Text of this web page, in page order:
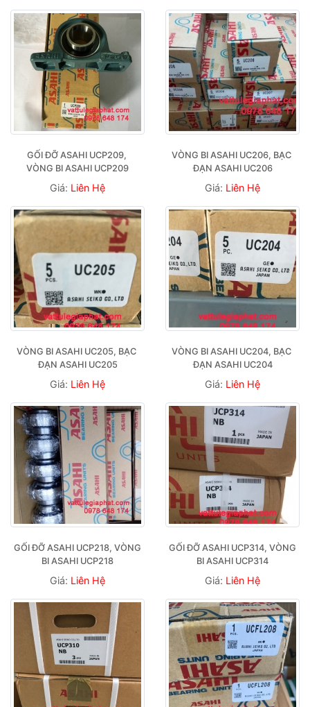
GỐI ĐỠ ASAHI UCP209,
VÒNG BI ASAHI UCP209
Giá: Liên Hệ
VÒNG BI ASAHI UC206, BẠC
ĐẠN ASAHI UC206
Giá: Liên Hệ
VÒNG BI ASAHI UC205, BẠC
ĐẠN ASAHI UC205
Giá: Liên Hệ
VÒNG BI ASAHI UC204, BẠC
ĐẠN ASAHI UC204
Giá: Liên Hệ
GỐI ĐỠ ASAHI UCP218, VÒNG
BI ASAHI UCP218
Giá: Liên Hệ
GỐI ĐỠ ASAHI UCP314, VÒNG
BI ASAHI UCP314
Giá: Liên Hệ